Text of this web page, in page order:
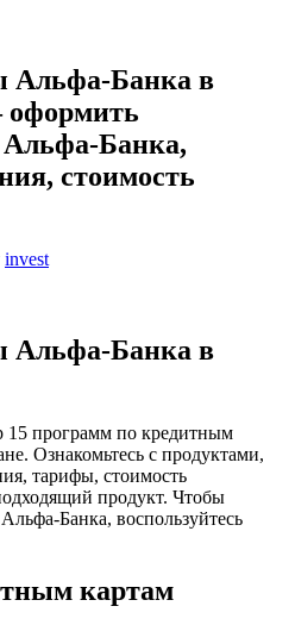
Альфа-Банка в
оформить
Альфа-Банка,
стоимость
invest
Альфа-Банка в
15 программ по кредитным
Ознакомьтесь с продуктами,
тарифы, стоимость
продукт. Чтобы
Банка, воспользуйтесь
картам